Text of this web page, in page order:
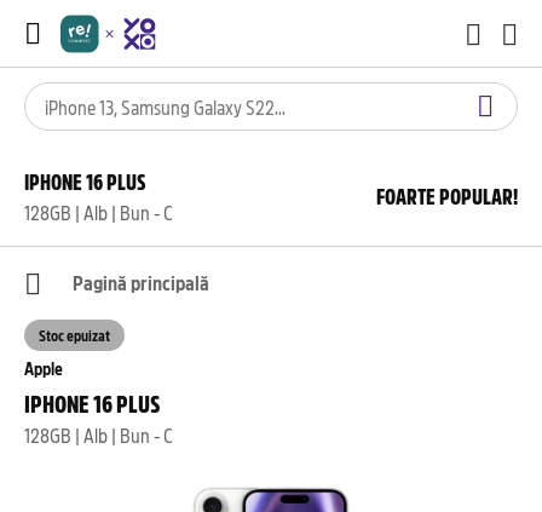
IPHONE 16 PLUS
128GB | Alb | Bun - C
FOARTE POPULAR!
Pagină principală
Apple
IPHONE 16 PLUS
128GB | Alb | Bun - C
Stoc epuizat